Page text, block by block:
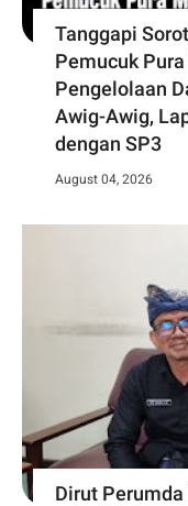
Tanggapi
Pemucuk
Pengelolaan
Awig-Awig,
dengan SP3
August 04, 2026
Dirut